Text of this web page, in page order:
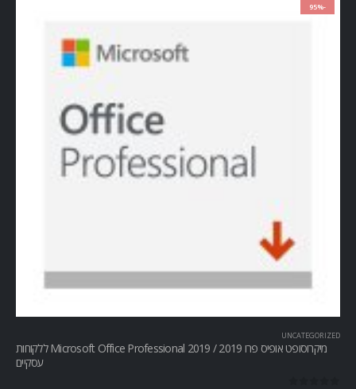
-95%
UNCATEGORIZED
מיקרוסופט אופיס פרו Microsoft Office Professional 2019 / 2019 ללקוחות
עסקיים